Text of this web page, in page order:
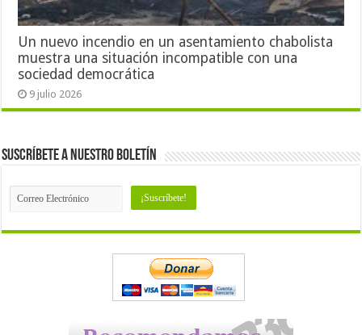
Un nuevo incendio en un asentamiento chabolista
muestra una situación incompatible con una
sociedad democrática
9 julio 2026
Suscríbete a nuestro Boletín